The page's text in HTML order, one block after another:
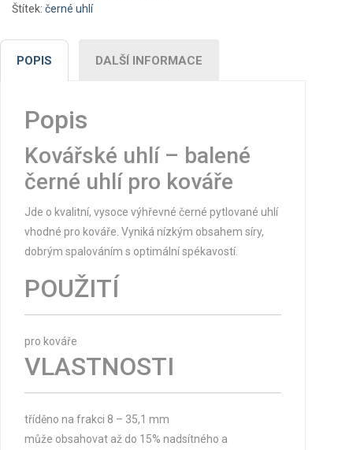
Štítek: černé uhlí
POPIS DALŠÍ INFORMACE
Popis
Kovářské uhlí – balené
černé uhlí pro kováře
Jde o kvalitní, vysoce výhřevné černé pytlované uhlí
vhodné pro kováře. Vyniká nízkým obsahem síry,
dobrým spalováním s optimální spékavostí.
POUŽITÍ
pro kováře
VLASTNOSTI
tříděno na frakci 8 – 35,1 mm
může obsahovat až do 15% nadsítného a